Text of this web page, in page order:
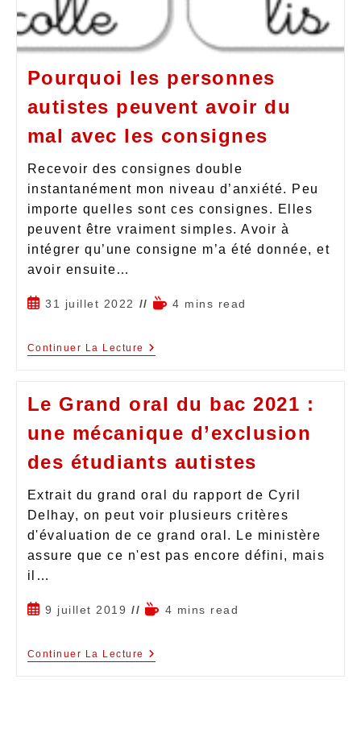
Pourquoi les personnes
autistes peuvent avoir du
mal avec les consignes
Recevoir des consignes double
instantanément mon niveau d’anxiété. Peu
importe quelles sont ces consignes. Elles
peuvent être vraiment simples. Avoir à
intégrer qu’une consigne m’a été donnée, et
avoir ensuite…
31 juillet 2022 4 mins read
Continuer La Lecture
Le Grand oral du bac 2021 :
une mécanique d’exclusion
des étudiants autistes
Extrait du grand oral du rapport de Cyril
Delhay, on peut voir plusieurs critères
d'évaluation de ce grand oral. Le ministère
assure que ce n'est pas encore défini, mais
il…
9 juillet 2019 4 mins read
Continuer La Lecture